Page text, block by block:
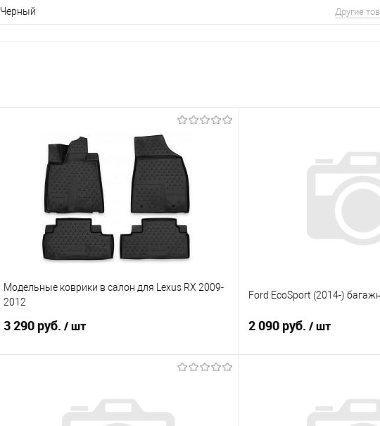
Черный Другие
Модельные коврики в салон для Lexus RX 2009-
2012
3 290 руб. / шт
Купить в 1 клик
Сравнение
Ford EcoSport (2014-)
2 090 руб. / шт
Купить в 1 клик